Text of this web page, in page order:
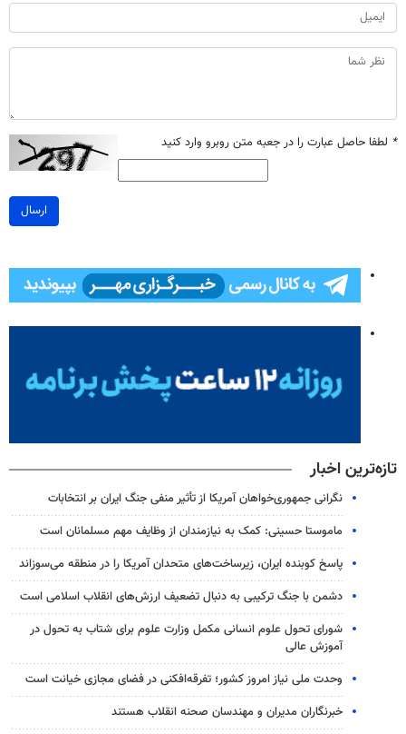
* لطفا حاصل عبارت را در جعبه متن روبرو وارد کنید
ارسال
تازه‌ترین اخبار
نگرانی جمهوری‌خواهان آمریکا از تأثیر منفی جنگ ایران بر انتخابات
ماموستا حسینی: کمک به نیازمندان از وظایف مهم مسلمانان است
پاسخ کوبنده ایران، زیرساخت‌های متحدان آمریکا را در منطقه می‌سوزاند
دشمن با جنگ ترکیبی به دنبال تضعیف ارزش‌های انقلاب اسلامی است
شورای تحول علوم انسانی مکمل وزارت علوم برای شتاب به تحول در
آموزش عالی
وحدت ملی نیاز امروز کشور؛ تفرقه‌افکنی در فضای مجازی خیانت است
خبرنگاران مدیران و مهندسان صحنه انقلاب هستند